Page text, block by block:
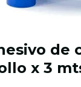
de
x 3